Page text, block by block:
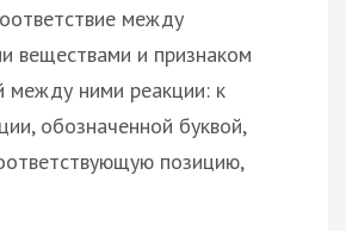
между
веществами и признаком
между ними реакции: к
обозначенной буквой,
позицию,